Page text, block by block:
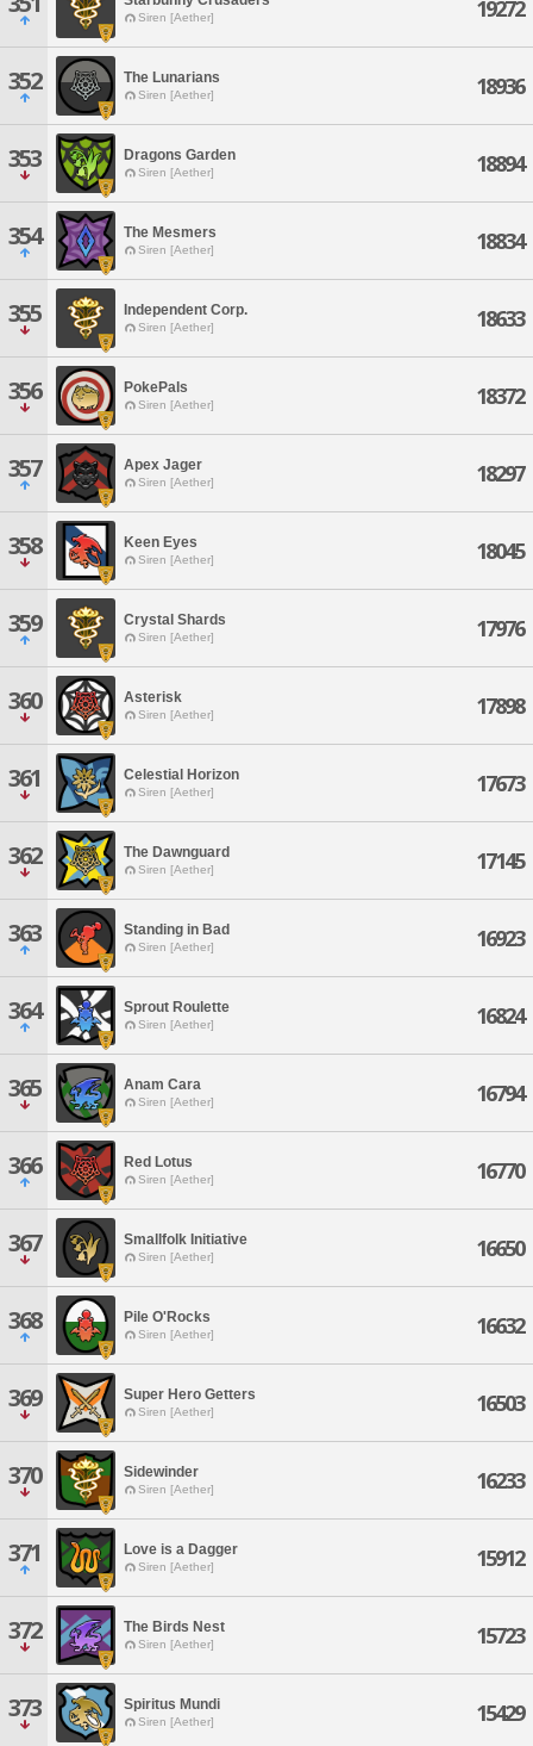
Siren [Aether] 19272
352 The Lunarians
Siren [Aether] 18936
353 Dragons Garden
Siren [Aether] 18894
354 The Mesmers
Siren [Aether] 18834
355 Independent Corp.
Siren [Aether] 18633
356 PokePals
Siren [Aether] 18372
357 Apex Jager
Siren [Aether] 18297
358 Keen Eyes
Siren [Aether] 18045
359 Crystal Shards
Siren [Aether] 17976
360 Asterisk
Siren [Aether] 17898
361 Celestial Horizon
Siren [Aether] 17673
362 The Dawnguard
Siren [Aether] 17145
363 Standing in Bad
Siren [Aether] 16923
364 Sprout Roulette
Siren [Aether] 16824
365 Anam Cara
Siren [Aether] 16794
366 Red Lotus
Siren [Aether] 16770
367 Smallfolk Initiative
Siren [Aether] 16650
368 Pile O'Rocks
Siren [Aether] 16632
369 Super Hero Getters
Siren [Aether] 16503
370 Sidewinder
Siren [Aether] 16233
371 Love is a Dagger
Siren [Aether] 15912
372 The Birds Nest
Siren [Aether] 15723
373 Spiritus Mundi
Siren [Aether] 15429